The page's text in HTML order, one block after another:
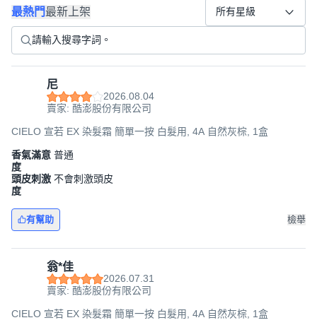
最熱門最新上架 所有星級
尼
2026.08.04
賣家: 酷澎股份有限公司
CIELO 宣若 EX 染髮霜 簡單一按 白髮用, 4A 自然灰棕, 1盒
香氣滿意
度
普通
頭皮刺激
度
不會刺激頭皮
有幫助 檢舉
翁*佳
2026.07.31
賣家: 酷澎股份有限公司
CIELO 宣若 EX 染髮霜 簡單一按 白髮用, 4A 自然灰棕, 1盒